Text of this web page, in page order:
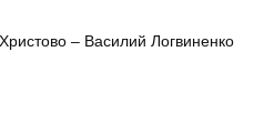
– Василий Логвиненко